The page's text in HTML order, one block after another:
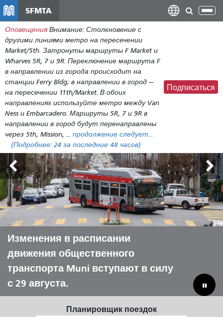
общему
содержанию
SFMTA
Оповещения Внимание: Столкновение с
другими линиями метро на пересечении
Market/5th. Затронуты маршруты F Market и
Wharves 5R, 7 и 9R. Переключение маршрута F
в направлении из города происходит на
станции Ferry Bldg; в направлении в город —
на пересечении 11th/Market. В обоих
направлениях используйте метро между Van
Ness и Embarcadero. Маршруты 5R, 7 и 9R в
направлении в город будут перенаправлены
через 5th, Mission, ... продолжение следует...
(Подробнее: 24 за последние 48 часов)
Подписаться
Внешние земли 7-9 августа
Изменения в расписании
движения общественного
транспорта Muni вступают в силу
с 29 августа.
Пусть Muni поможет вам провести
лето с комфортом.
Преодоление бюджетного
дефицита для спасения
муниципальных коммунальных
предприятий.
Планировщик поездок